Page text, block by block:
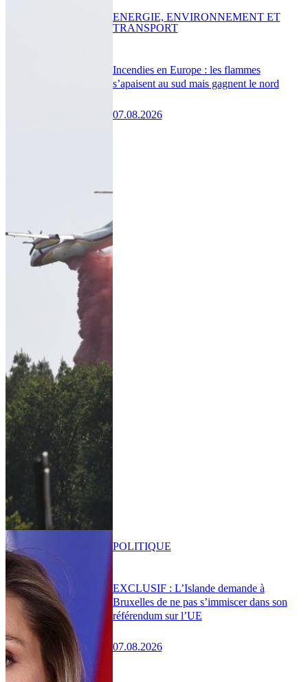
Incendies en Europe : les flammes
s’apaisent au sud mais gagnent le nord
07.08.2026
ENERGIE, ENVIRONNEMENT ET
TRANSPORT
EXCLUSIF : L’Islande demande à
Bruxelles de ne pas s’immiscer dans son
référendum sur l’UE
07.08.2026
POLITIQUE